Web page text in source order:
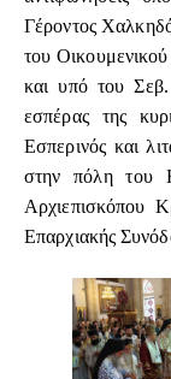
Γέροντος
του
και υπό του
εσπέρας της
Εσπερινός και
στην πόλη του
Αρχιεπισκόπου
Επαρχιακής